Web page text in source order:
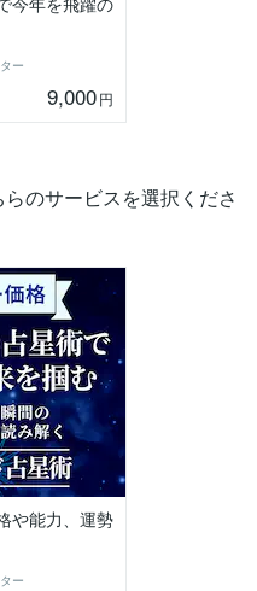
ー
9,000円
のサービスを選択くださ
や能力、運勢
ー